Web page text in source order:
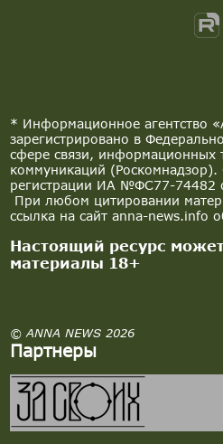
* Информационное агентство
зарегистрировано в
сфере связи, информационных
коммуникаций (Роскомнадзор).
регистрации ИА №ФС77-74482
При любом цитировании
ссылка на сайт anna-news.info
Настоящий ресурс
материалы 18+
© ANNA NEWS 2026
Партнеры